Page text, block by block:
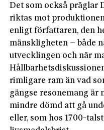
Det som också präglar
riktas mot
enligt författaren, den
mänskligheten – både
utvecklingen och när
rimligare ram än vad
gängse resonemang
mindre dömd att gå
eller, som hos 1700-